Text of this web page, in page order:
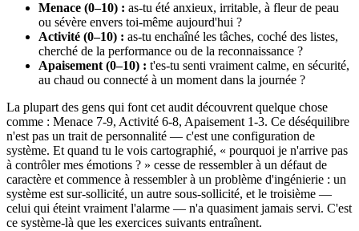
Menace (0–10) : as-tu été anxieux, irritable, à fleur de peau
ou sévère envers toi-même aujourd'hui ?
Activité (0–10) : as-tu enchaîné les tâches, coché des listes,
cherché de la performance ou de la reconnaissance ?
Apaisement (0–10) : t'es-tu senti vraiment calme, en sécurité,
au chaud ou connecté à un moment dans la journée ?
La plupart des gens qui font cet audit découvrent quelque chose
comme : Menace 7-9, Activité 6-8, Apaisement 1-3. Ce déséquilibre
n'est pas un trait de personnalité — c'est une configuration de
système. Et quand tu le vois cartographié, « pourquoi je n'arrive pas
à contrôler mes émotions ? » cesse de ressembler à un défaut de
caractère et commence à ressembler à un problème d'ingénierie : un
système est sur-sollicité, un autre sous-sollicité, et le troisième —
celui qui éteint vraiment l'alarme — n'a quasiment jamais servi. C'est
ce système-là que les exercices suivants entraînent.